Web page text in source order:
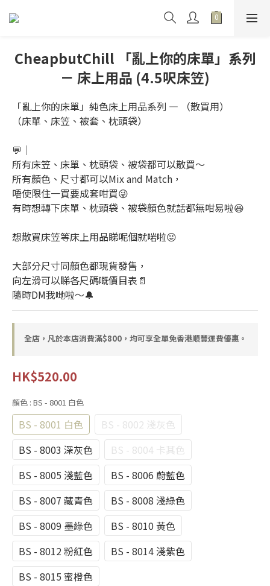
CheapbutChill 「亂上你的床單」系列
－ 床上用品 (4.5呎床笠)
「亂上你的床單」純色床上用品系列 — （散買用）
（床單、床笠、被套、枕頭袋）
💬｜
所有床笠、床單、枕頭袋、被袋都可以散買～
所有顏色、尺寸都可以Mix and Match，
唔使限住一買要成套咁買😜
有時想轉下床單、枕頭袋、被袋顏色就話都無咁易啦😆
想散買床笠等床上用品睇呢個就啱啦😜
大部分尺寸同顏色都現貨發售，
向左滑可以睇各尺碼嘅價目表📄
隨時DM我哋啦～🔔
全店，凡於本店消費滿$800，均可享全單免香港順豐運費優惠。
HK$520.00
顏色 : BS - 8001 白色
BS - 8001 白色
BS - 8002 淺灰色
BS - 8003 深灰色
BS - 8004 卡其色
BS - 8005 淺藍色
BS - 8006 蔚藍色
BS - 8007 藏青色
BS - 8008 淺綠色
BS - 8009 墨綠色
BS - 8010 黃色
BS - 8012 粉紅色
BS - 8014 淺紫色
BS - 8015 蜜橙色